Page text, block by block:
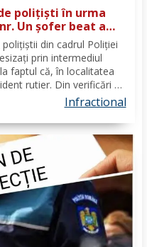
polițiști în urma
Un șofer beat a
din cadrul Poliției
prin intermediul
faptul că, în localitatea
rutier. Din verificări a
deplasa pe stradaInfractional